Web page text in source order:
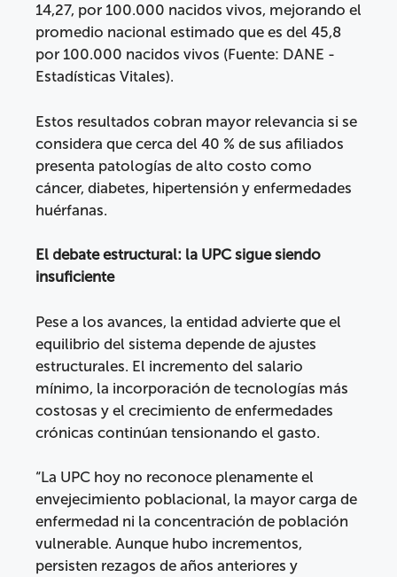
14,27, por 100.000 nacidos vivos, mejorando el
promedio nacional estimado que es del 45,8
por 100.000 nacidos vivos (Fuente: DANE -
Estadísticas Vitales).
Estos resultados cobran mayor relevancia si se
considera que cerca del 40 % de sus afiliados
presenta patologías de alto costo como
cáncer, diabetes, hipertensión y enfermedades
huérfanas.
El debate estructural: la UPC sigue siendo
insuficiente
Pese a los avances, la entidad advierte que el
equilibrio del sistema depende de ajustes
estructurales. El incremento del salario
mínimo, la incorporación de tecnologías más
costosas y el crecimiento de enfermedades
crónicas continúan tensionando el gasto.
“La UPC hoy no reconoce plenamente el
envejecimiento poblacional, la mayor carga de
enfermedad ni la concentración de población
vulnerable. Aunque hubo incrementos,
persisten rezagos de años anteriores y